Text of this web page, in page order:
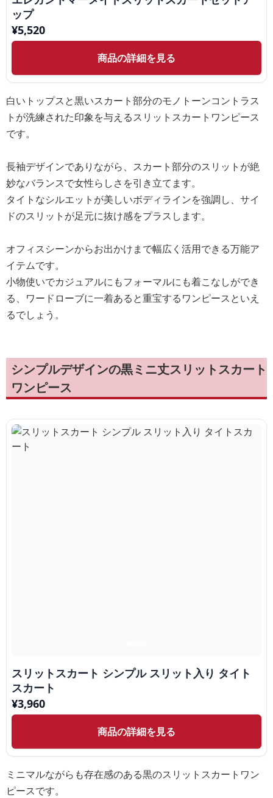
ップ
¥5,520
商品の詳細を見る
白いトップスと黒いスカート部分のモノトーンコントラス
トが洗練された印象を与えるスリットスカートワンピース
です。
長袖デザインでありながら、スカート部分のスリットが絶
妙なバランスで女性らしさを引き立てます。
タイトなシルエットが美しいボディラインを強調し、サイ
ドのスリットが足元に抜け感をプラスします。
オフィスシーンからお出かけまで幅広く活用できる万能ア
イテムです。
小物使いでカジュアルにもフォーマルにも着こなしができ
る、ワードローブに一着あると重宝するワンピースといえ
るでしょう。
シンプルデザインの黒ミニ丈スリットスカート
ワンピース
スリットスカート シンプル スリット入り タイト
スカート
¥3,960
商品の詳細を見る
ミニマルながらも存在感のある黒のスリットスカートワン
ピースです。